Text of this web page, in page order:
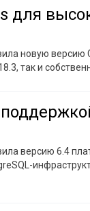
для
новую
так и
версию 6.4